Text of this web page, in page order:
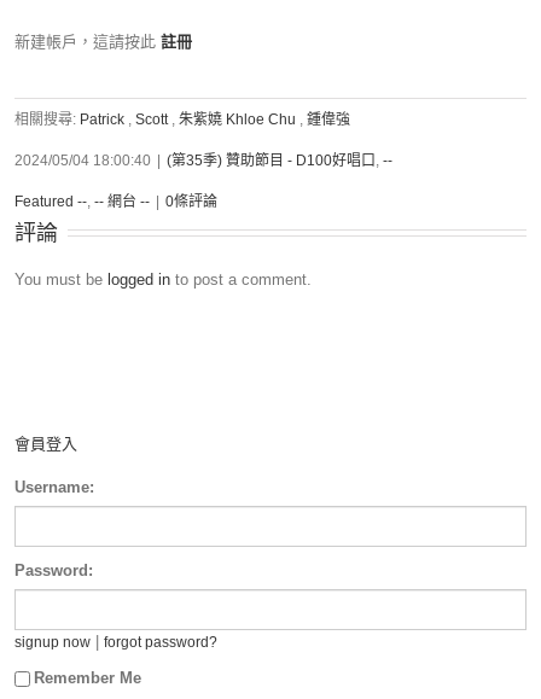
新建帳戶，這請按此 註冊
相關搜尋: Patrick , Scott, 朱紫嬈 Khloe Chu , 鍾偉強
2024/05/04 18:00:40 (第35季) 贊助節目 - D100好唱口 , --
Featured --, -- 網台 -- 0條評論
評論
You must be logged in to post a comment.
會員登入
Username:
Password:
signup now forgot password?
Remember Me